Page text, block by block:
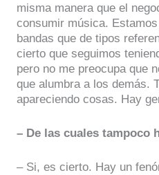
misma manera que el
consumir música.
bandas que de tipos
cierto que seguimos
pero no me preocupa que
que alumbra a los demás.
apareciendo cosas. Hay
– De las cuales tampoco
– Si, es cierto. Hay un